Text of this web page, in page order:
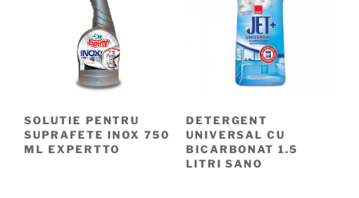
SOLUTIE PENTRU
SUPRAFETE INOX 750
ML EXPERTTO
DETERGENT
UNIVERSAL CU
BICARBONAT 1.5
LITRI SANO